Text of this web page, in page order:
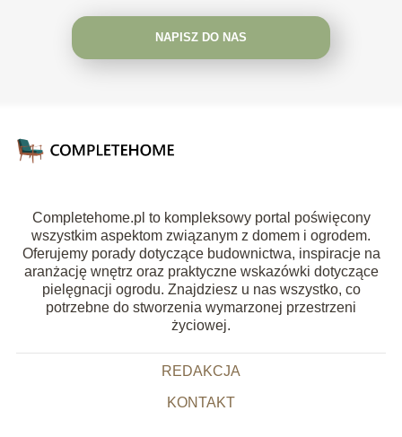
NAPISZ DO NAS
Completehome.pl to kompleksowy portal poświęcony
wszystkim aspektom związanym z domem i ogrodem.
Oferujemy porady dotyczące budownictwa, inspiracje na
aranżację wnętrz oraz praktyczne wskazówki dotyczące
pielęgnacji ogrodu. Znajdziesz u nas wszystko, co
potrzebne do stworzenia wymarzonej przestrzeni
życiowej.
REDAKCJA
KONTAKT